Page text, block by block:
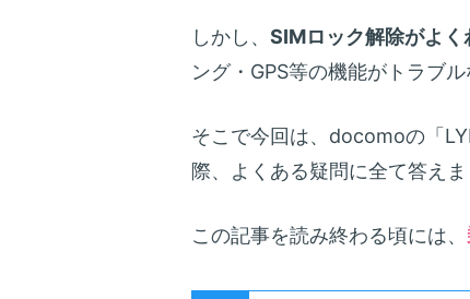
しかし、 SIMロック解除がよく
ング・GPS等の機能がトラブ
そこで今回は、docomoの「
際、よくある疑問に全て答えま
この記事を読み終わる頃には、